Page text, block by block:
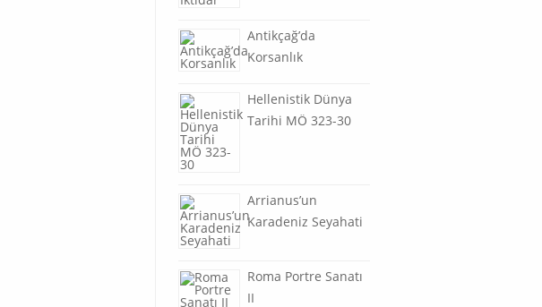
Antikçağ’da
Korsanlık
Hellenistik Dünya
Tarihi MÖ 323-30
Arrianus’un
Karadeniz Seyahati
Roma Portre Sanatı
II